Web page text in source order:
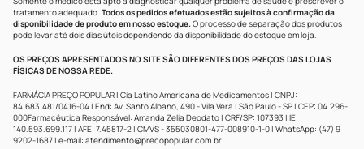
tratamento adequado. Todos os pedidos efetuados estão sujeitos à confirmação da
disponibilidade de produto em nosso estoque.O processo de separação dos produtos
pode levar até dois dias úteis dependendo da disponibilidade do estoque em loja.
OS PREÇOS APRESENTADOS NO SITE SÃO DIFERENTES DOS PREÇOS DAS LOJAS
FÍSICAS DE NOSSA REDE.
FARMÁCIA PREÇO POPULAR | Cia Latino Americana de Medicamentos | CNPJ:
84.683.481/0416-04 | End: Av. Santo Albano, 490 - Vila Vera | São Paulo - SP | CEP: 04.296-
000Farmacêutica Responsável: Amanda Zelia Deodato | CRF/SP: 107393 | IE:
140.593.699.117 | AFE: 7.45817-2 | CMVS - 355030801-477-008910-1-0 | WhatsApp: (47) 9
9202-1687 | e-mail: atendimento@precopopular.com.br.